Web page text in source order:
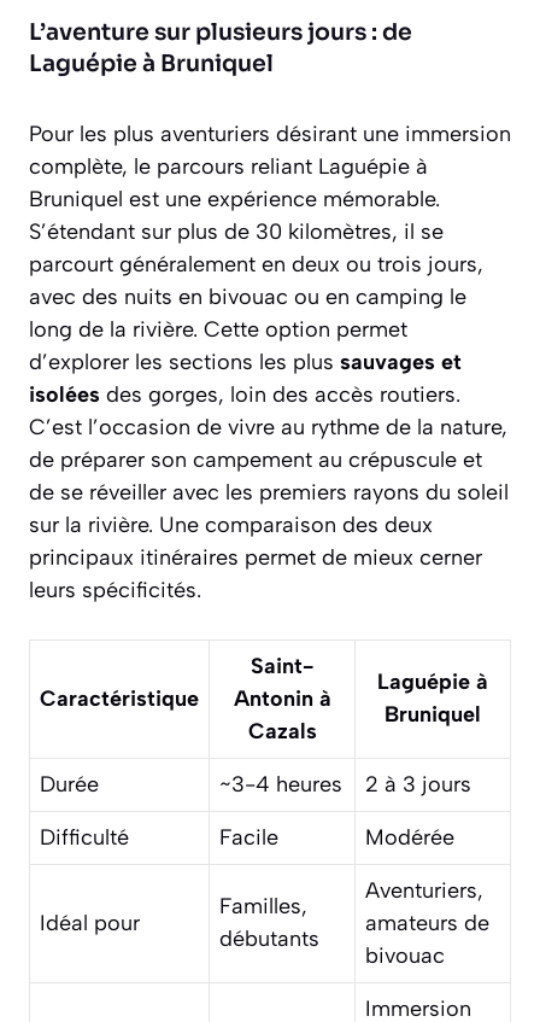
L’aventure sur plusieurs jours : de
Laguépie à Bruniquel
Pour les plus aventuriers désirant une immersion
complète, le parcours reliant Laguépie à
Bruniquel est une expérience mémorable.
S’étendant sur plus de 30 kilomètres, il se
parcourt généralement en deux ou trois jours,
avec des nuits en bivouac ou en camping le
long de la rivière. Cette option permet
d’explorer les sections les plus sauvages et
isolées des gorges, loin des accès routiers.
C’est l’occasion de vivre au rythme de la nature,
de préparer son campement au crépuscule et
de se réveiller avec les premiers rayons du soleil
sur la rivière. Une comparaison des deux
principaux itinéraires permet de mieux cerner
leurs spécificités.
Caractéristique
Saint-
Antonin à
Cazals
Laguépie à
Bruniquel
Durée ~3-4 heures
2 à 3 jours
Difficulté
Facile Modérée
Idéal pour
Familles,
débutants
Aventuriers,
amateurs de
bivouac
Immersion